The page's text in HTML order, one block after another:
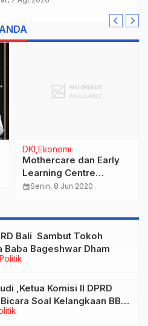
DKI Ekonomi
Mothercare dan Early
Learning Centre
Terapkan Prosedur
Gerai
calendar_monthSenin, 8 Jun 2020
Politik
Bali Sambut Tokoh
Baba Bageshwar Dham
,Ketua Komisi II DPRD
Soal Kelangkaan BBM
Solar